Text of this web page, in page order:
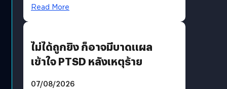
Read More
ไม่ได้ถูกยิง ก็อาจมีบาดแผล
เข้าใจ PTSD หลังเหตุร้าย
07/08/2026